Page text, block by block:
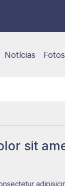
Notícias Fotos
sit